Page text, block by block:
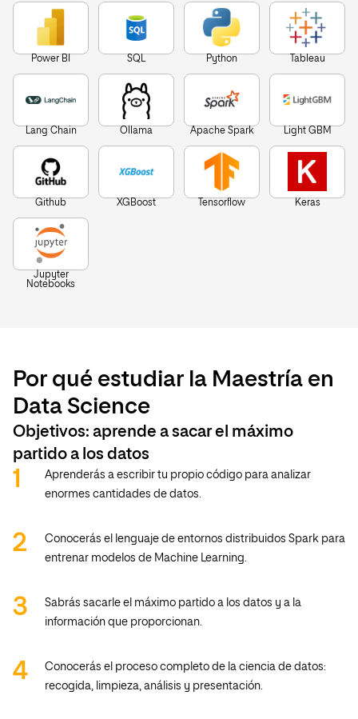
Power BI SQL Python Tableau
Lang Chain Ollama Apache Spark Light GBM
Github XGBoost Tensorflow Keras
Jupyter
Notebooks
Por qué estudiar la Maestría en
Data Science
Objetivos: aprende a sacar el máximo
partido a los datos
Aprenderás a escribir tu propio código para analizar
enormes cantidades de datos.
Conocerás el lenguaje de entornos distribuidos Spark para
entrenar modelos de Machine Learning.
Sabrás sacarle el máximo partido a los datos y a la
información que proporcionan.
Conocerás el proceso completo de la ciencia de datos:
recogida, limpieza, análisis y presentación.